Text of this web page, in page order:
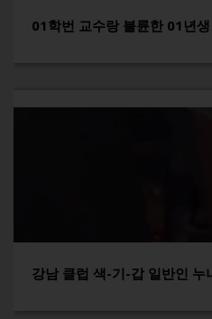
01학번 교수랑 불륜한 01년
강남 클럽 색-기-갑 일반인 누